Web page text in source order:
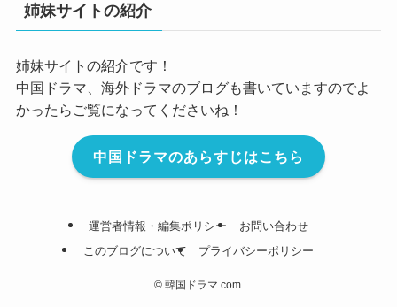
姉妹サイトの紹介
姉妹サイトの紹介です！
中国ドラマ、海外ドラマのブログも書いていますのでよ
かったらご覧になってくださいね！
中国ドラマのあらすじはこちら
運営者情報・編集ポリシー
お問い合わせ
このブログについて
プライバシーポリシー
©韓国ドラマ.com.